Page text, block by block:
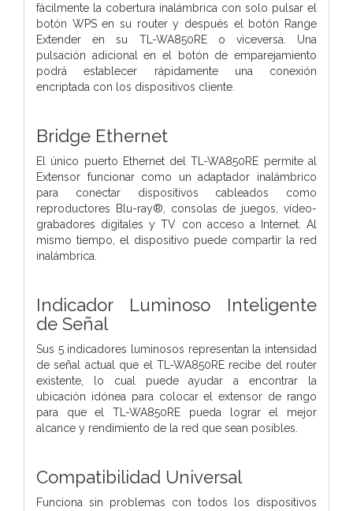
fácilmente la cobertura inalámbrica con solo pulsar el
botón WPS en su router y después el botón Range
Extender en su TL-WA850RE o viceversa. Una
pulsación adicional en el botón de emparejamiento
podrá establecer rápidamente una conexión
encriptada con los dispositivos cliente.
Bridge Ethernet
El único puerto Ethernet del TL-WA850RE permite al
Extensor funcionar como un adaptador inalámbrico
para conectar dispositivos cableados como
reproductores Blu-ray®, consolas de juegos, vídeo-
grabadores digitales y TV con acceso a Internet. Al
mismo tiempo, el dispositivo puede compartir la red
inalámbrica.
Indicador Luminoso Inteligente
de Señal
Sus 5 indicadores luminosos representan la intensidad
de señal actual que el TL-WA850RE recibe del router
existente, lo cual puede ayudar a encontrar la
ubicación idónea para colocar el extensor de rango
para que el TL-WA850RE pueda lograr el mejor
alcance y rendimiento de la red que sean posibles.
Compatibilidad Universal
Funciona sin problemas con todos los dispositivos